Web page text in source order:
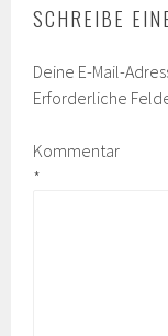
SCHREIBE
Deine E-Mail-
Erforderliche
Kommentar
*